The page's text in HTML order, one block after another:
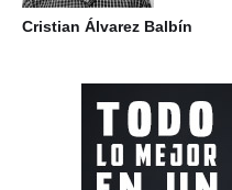
Cristian Álvarez Balbín